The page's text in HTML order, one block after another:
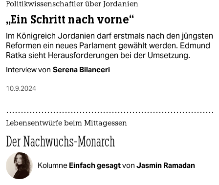
Politikwissenschaftler über Jordanien
„Ein Schritt nach vorne“
Im Königreich Jordanien darf erstmals nach den jüngsten
Reformen ein neues Parlament gewählt werden. Edmund
Ratka sieht Herausforderungen bei der Umsetzung.
Interview von Serena Bilanceri
10.9.2024
Lebensentwürfe beim Mittagessen
Der Nachwuchs-Monarch
Kolumne Einfach gesagtvon Jasmin Ramadan